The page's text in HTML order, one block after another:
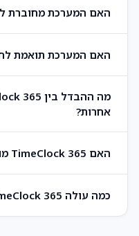
האם המערכת מחוברת
האם המערכת תואמת
אחרות?
האם TimeClock 365 מוסמכת ISO 27001?
כמה עולה TimeClock 365?